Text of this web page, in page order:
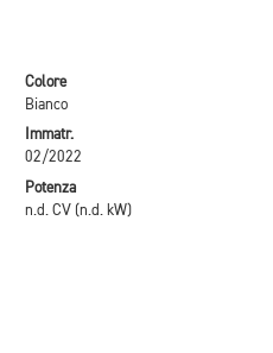
Colore
Bianco
Immatr.
02/2022
Potenza
n.d. CV (n.d. kW)